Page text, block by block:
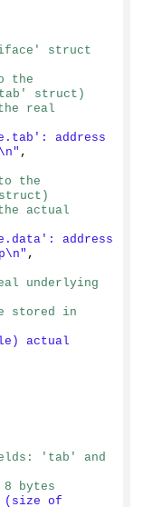
struct
the
struct)
real
address
,
the
actual
address
,
underlying
stored in
actual
'tab' and
bytes
of